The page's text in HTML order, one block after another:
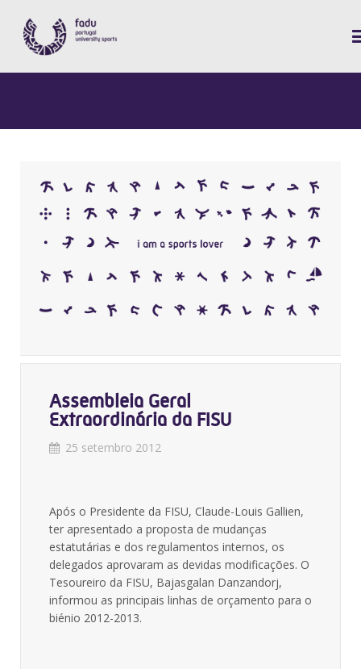
Assembleia Geral
Extraordinária da FISU
25 setembro 2012
Após o Presidente da FISU, Claude-Louis Gallien,
ter apresentado a proposta de mudanças
estatutárias e dos regulamentos internos, os
delegados aprovaram as devidas modificações. O
Tesoureiro da FISU, Bajasgalan Danzandorj,
informou as principais linhas de orçamento para o
biénio 2012-2013.